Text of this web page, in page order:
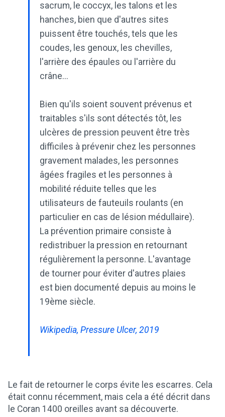
sacrum, le coccyx, les talons et les
hanches, bien que d'autres sites
puissent être touchés, tels que les
coudes, les genoux, les chevilles,
l'arrière des épaules ou l'arrière du
crâne...
Bien qu'ils soient souvent prévenus et
traitables s'ils sont détectés tôt, les
ulcères de pression peuvent être très
difficiles à prévenir chez les personnes
gravement malades, les personnes
âgées fragiles et les personnes à
mobilité réduite telles que les
utilisateurs de fauteuils roulants (en
particulier en cas de lésion médullaire).
La prévention primaire consiste à
redistribuer la pression en retournant
régulièrement la personne. L'avantage
de tourner pour éviter d'autres plaies
est bien documenté depuis au moins le
19ème siècle.
Wikipedia, Pressure Ulcer, 2019
Le fait de retourner le corps évite les escarres. Cela
était connu récemment, mais cela a été décrit dans
le Coran 1400 oreilles avant sa découverte.